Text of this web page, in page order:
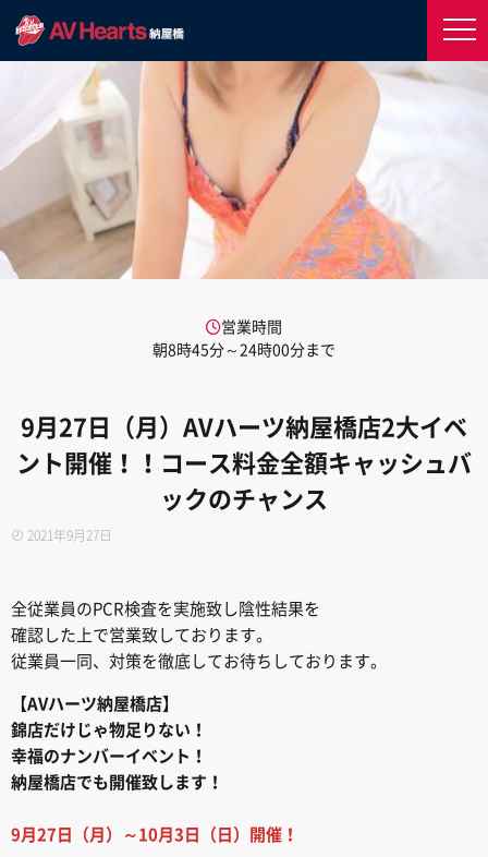
営業時間
朝8時45分～24時00分まで
9月27日（月）AVハーツ納屋橋店2大イベ
ント開催！！コース料金全額キャッシュバ
ックのチャンス
2021年9月27日
全従業員のPCR検査を実施致し陰性結果を
確認した上で営業致しております。
従業員一同、対策を徹底してお待ちしております。
【AVハーツ納屋橋店】
錦店だけじゃ物足りない！
幸福のナンバーイベント！
納屋橋店でも開催致します！
9月27日（月）～10月3日（日）開催！